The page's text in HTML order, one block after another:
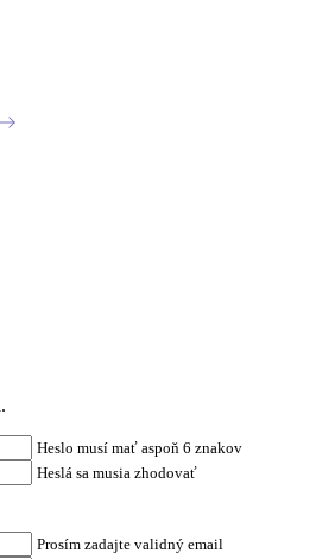
Heslo musí mať aspoň 6 znakov
Heslá sa musia zhodovať
Prosím zadajte validný email